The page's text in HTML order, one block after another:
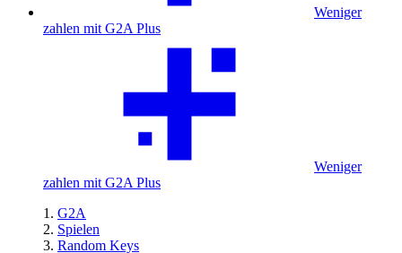
Weniger
zahlen mit G2A Plus
Weniger
zahlen mit G2A Plus
G2A
Spielen
Random Keys